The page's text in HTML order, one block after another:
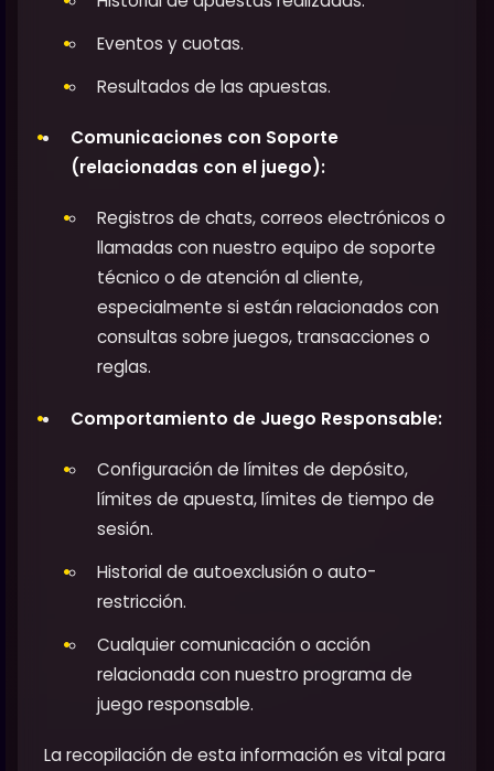
Eventos y cuotas.
Resultados de las apuestas.
Comunicaciones con Soporte
(relacionadas con el juego):
Registros de chats, correos electrónicos o
llamadas con nuestro equipo de soporte
técnico o de atención al cliente,
especialmente si están relacionados con
consultas sobre juegos, transacciones o
reglas.
Comportamiento de Juego Responsable:
Configuración de límites de depósito,
límites de apuesta, límites de tiempo de
sesión.
Historial de autoexclusión o auto-
restricción.
Cualquier comunicación o acción
relacionada con nuestro programa de
juego responsable.
La recopilación de esta información es vital para